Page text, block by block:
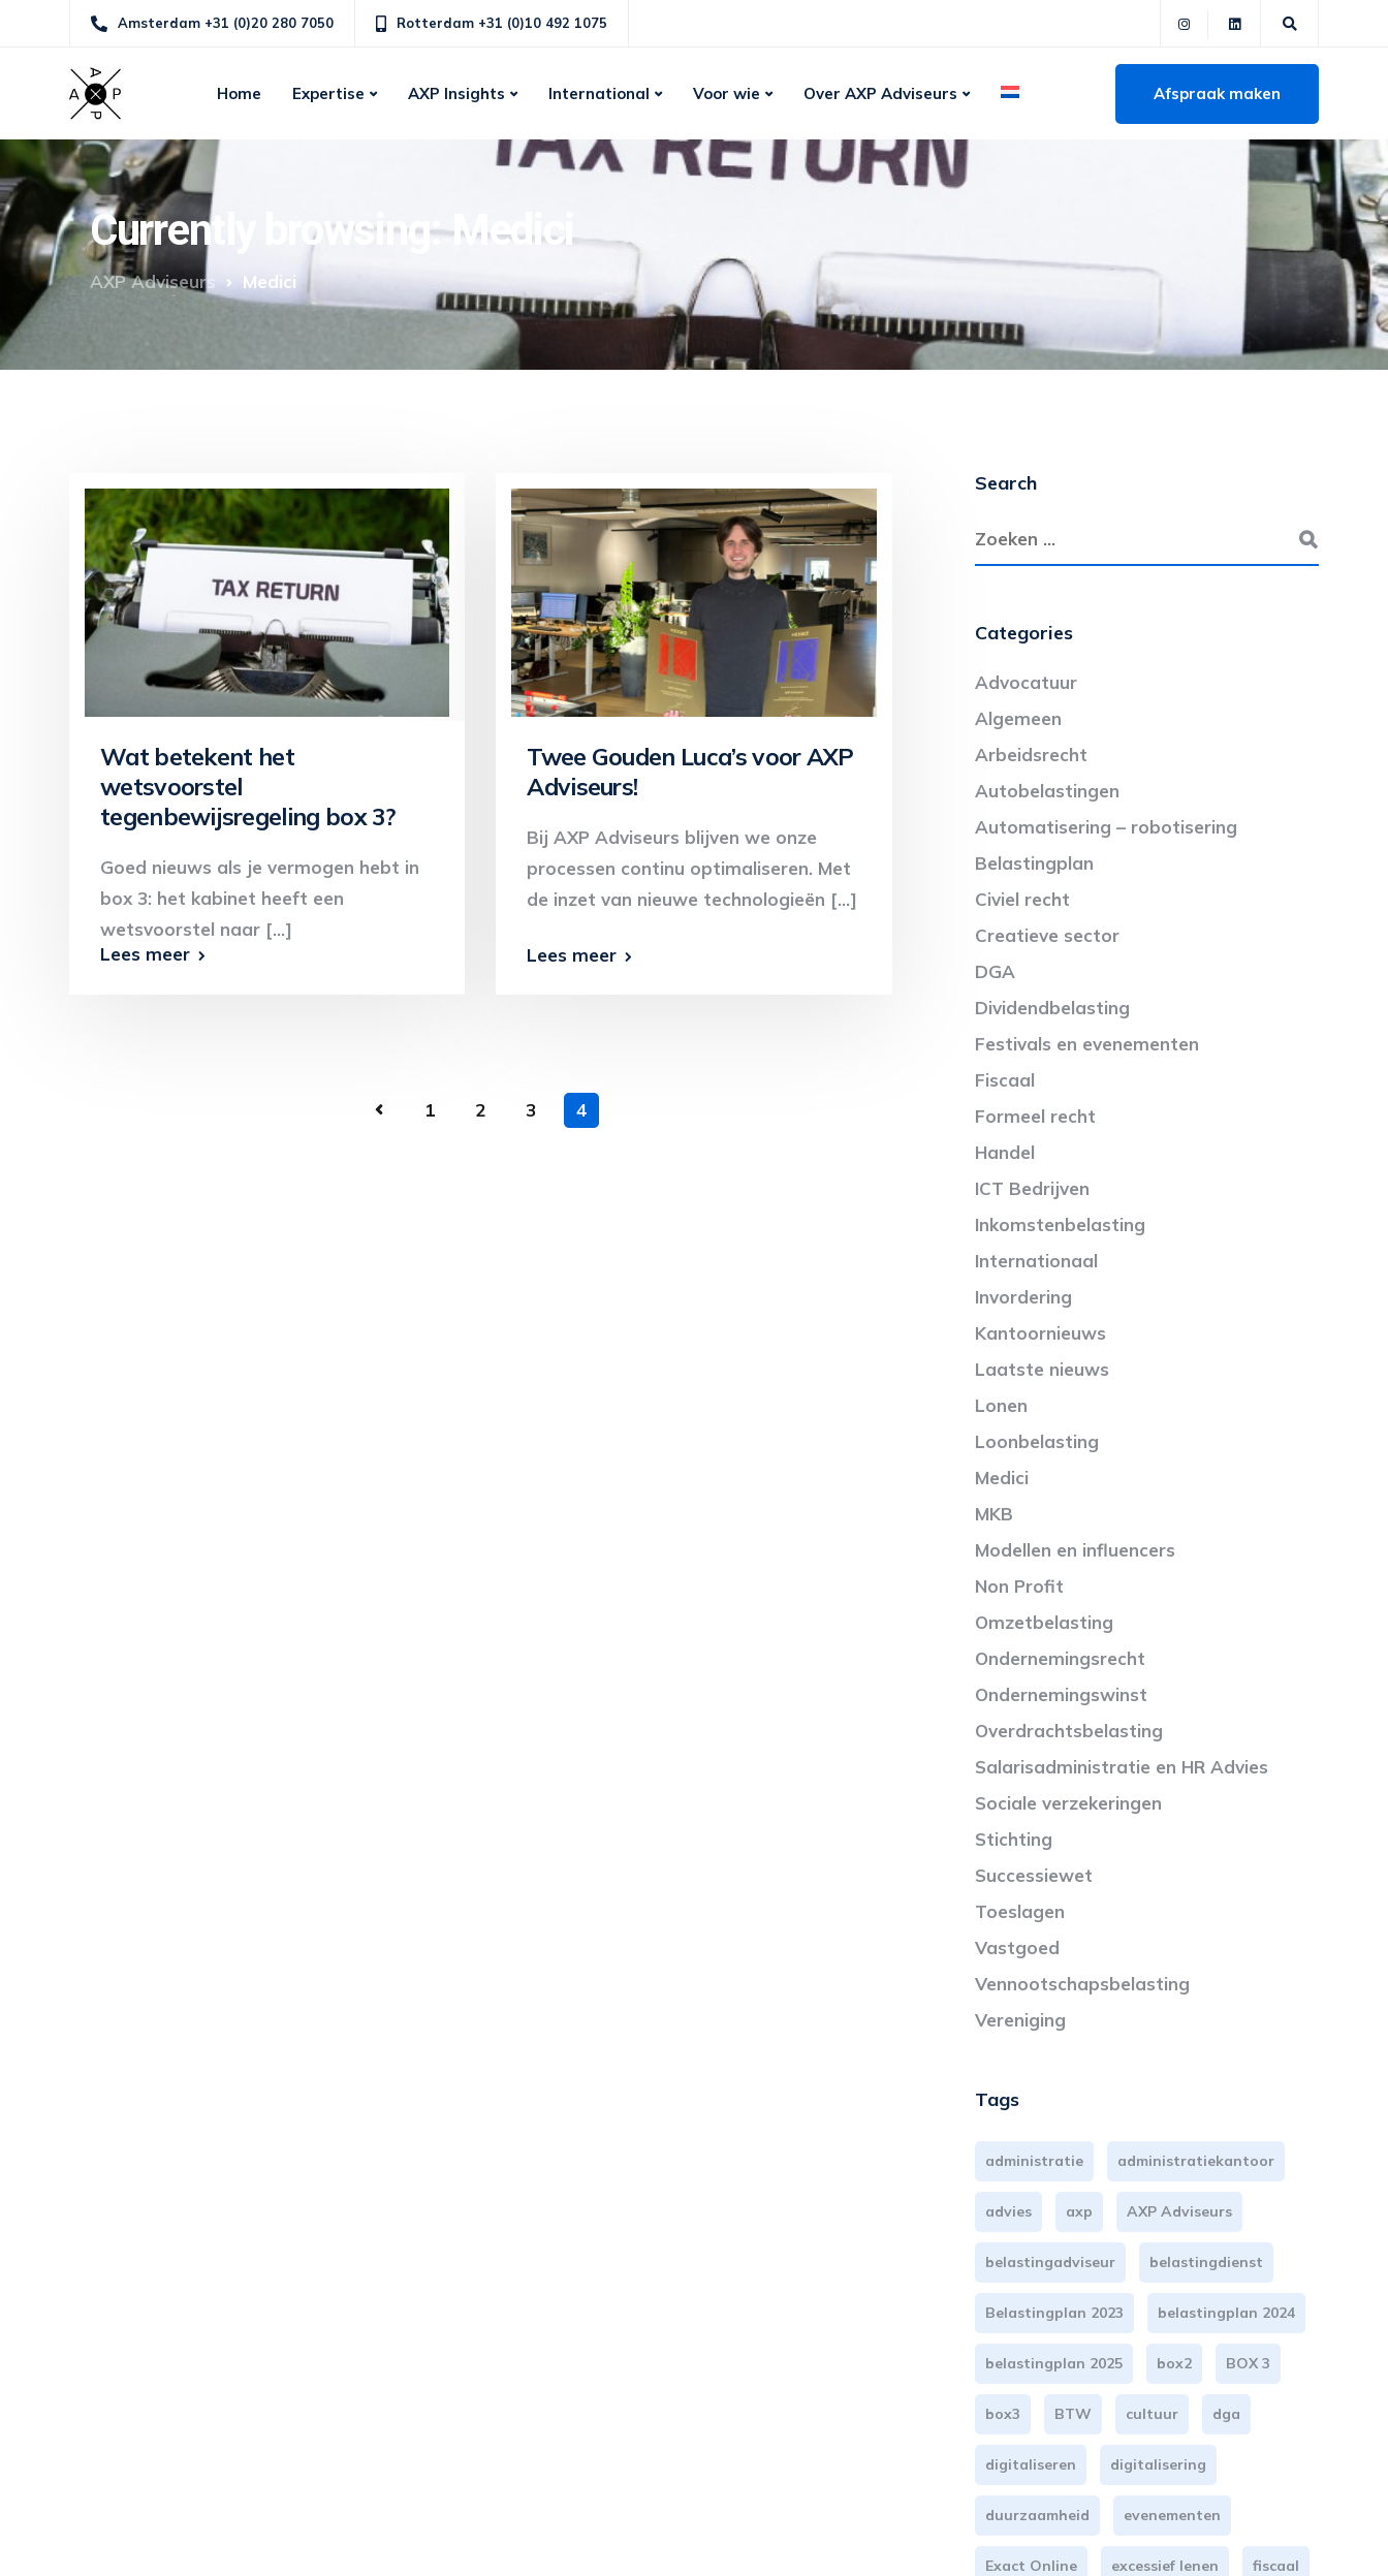
Amsterdam +31 (0)20 280 7050 Rotterdam +31 (0)10 492 1075
Home Expertise AXP Insights International Voor wie Over AXP Adviseurs Afspraak maken
Currently browsing: Medici
AXP Adviseurs Medici
Wat betekent het
wetsvoorstel
tegenbewijsregeling box 3?
Goed nieuws als je vermogen hebt in
box 3: het kabinet heeft een
wetsvoorstel naar [...]
Lees meer
Twee Gouden Luca’s voor AXP
Adviseurs!
Bij AXP Adviseurs blijven we onze
processen continu optimaliseren. Met
de inzet van nieuwe technologieën […]
Lees meer
1 2 3 4
Search
Categories
Advocatuur
Algemeen
Arbeidsrecht
Autobelastingen
Automatisering – robotisering
Belastingplan
Civiel recht
Creatieve sector
DGA
Dividendbelasting
Festivals en evenementen
Fiscaal
Formeel recht
Handel
ICT Bedrijven
Inkomstenbelasting
Internationaal
Invordering
Kantoornieuws
Laatste nieuws
Lonen
Loonbelasting
Medici
MKB
Modellen en influencers
Non Profit
Omzetbelasting
Ondernemingsrecht
Ondernemingswinst
Overdrachtsbelasting
Salarisadministratie en HR Advies
Sociale verzekeringen
Stichting
Successiewet
Toeslagen
Vastgoed
Vennootschapsbelasting
Vereniging
Tags
administratie administratiekantoor
advies axp AXP Adviseurs
belastingadviseur belastingdienst
Belastingplan 2023 belastingplan 2024
belastingplan 2025 box2 BOX 3
box3 BTW cultuur dga
digitaliseren digitalisering
duurzaamheid evenementen
Exact Online excessief lenen fiscaal